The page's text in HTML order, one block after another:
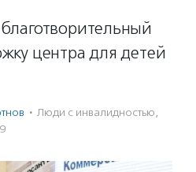
центра для детей
· Люди с инвалидностью,